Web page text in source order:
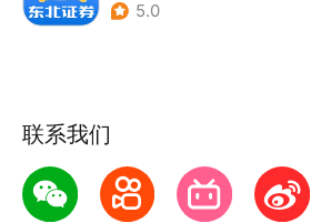
5.0
联系我们